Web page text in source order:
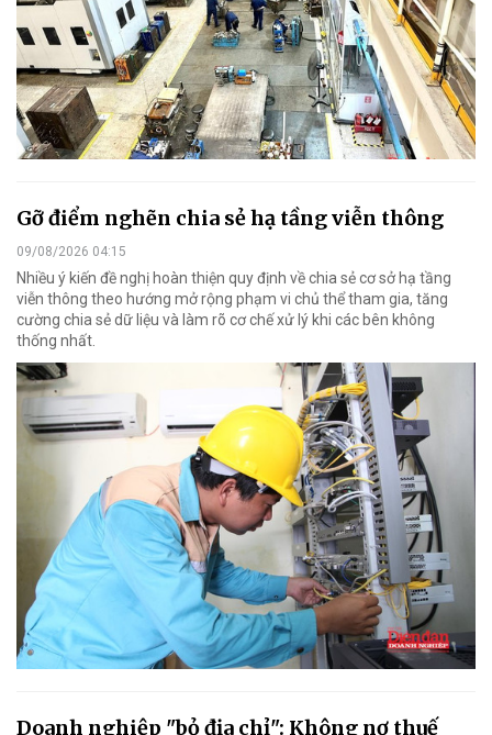
Gỡ điểm nghẽn chia sẻ hạ tầng viễn thông
09/08/2026 04:15
Nhiều ý kiến đề nghị hoàn thiện quy định về chia sẻ cơ sở hạ tầng
viễn thông theo hướng mở rộng phạm vi chủ thể tham gia, tăng
cường chia sẻ dữ liệu và làm rõ cơ chế xử lý khi các bên không
thống nhất.
Doanh nghiệp "bỏ địa chỉ": Không nợ thuế